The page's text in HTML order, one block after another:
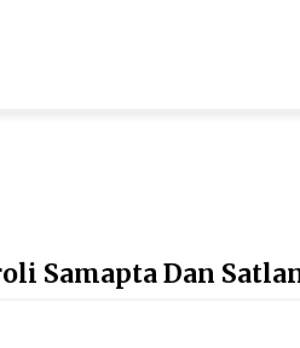
Samapta Dan